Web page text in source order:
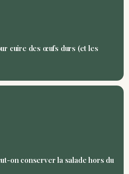
cuire des œufs durs (et les
on conserver la salade hors du